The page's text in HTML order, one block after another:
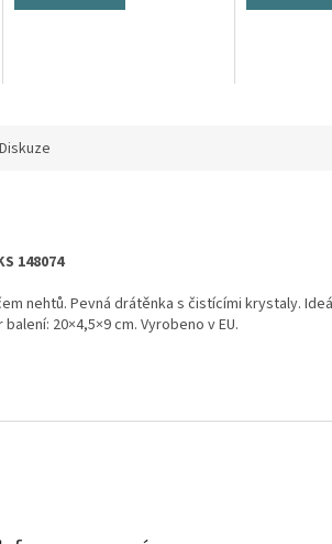
Diskuze
148074
nehtů. Pevná drátěnka s čistícími krystaly.
20×4,5×9 cm. Vyrobeno v EU.